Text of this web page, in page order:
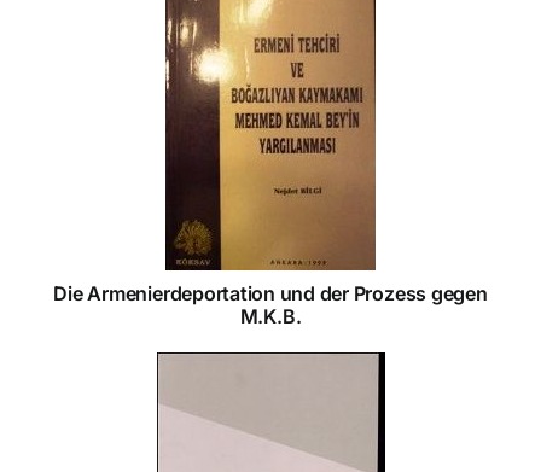
Die Armenierdeportation und der Prozess gegen
M.K.B.